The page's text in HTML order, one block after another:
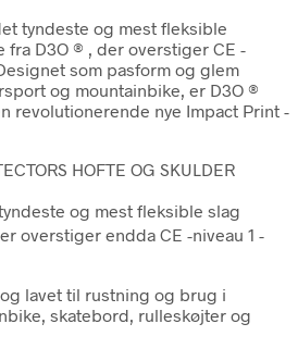
HOFTE OG SKULDER
og mest fleksible slag
overstiger endda CE -niveau 1 -
lavet til rustning og brug i
skatebord, rulleskøjter og